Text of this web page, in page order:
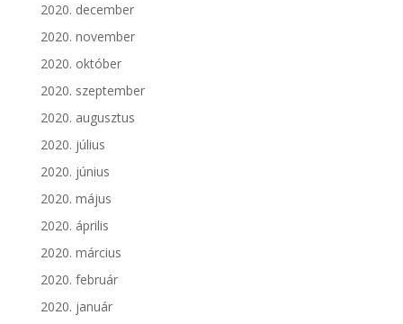
2020. december
2020. november
2020. október
2020. szeptember
2020. augusztus
2020. július
2020. június
2020. május
2020. április
2020. március
2020. február
2020. január